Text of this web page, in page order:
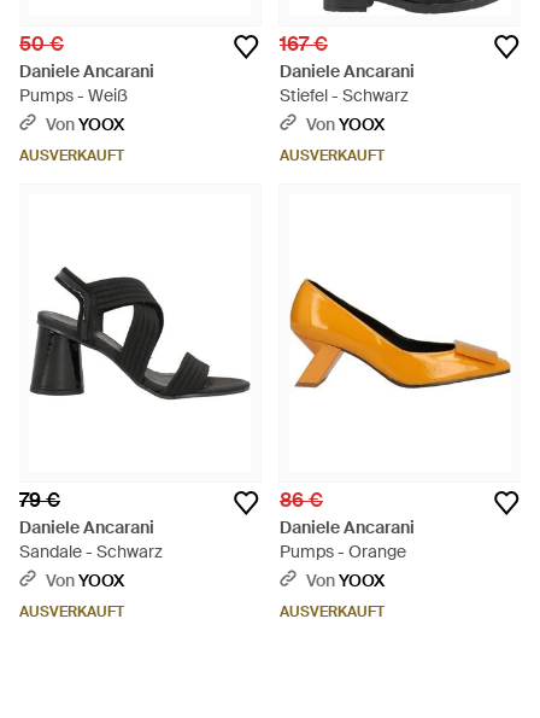
50 €
Daniele Ancarani
Pumps - Weiß
VonYOOX
AUSVERKAUFT
167 €
Daniele Ancarani
Stiefel - Schwarz
VonYOOX
AUSVERKAUFT
79 €
Daniele Ancarani
Sandale - Schwarz
VonYOOX
AUSVERKAUFT
86 €
Daniele Ancarani
Pumps - Orange
VonYOOX
AUSVERKAUFT